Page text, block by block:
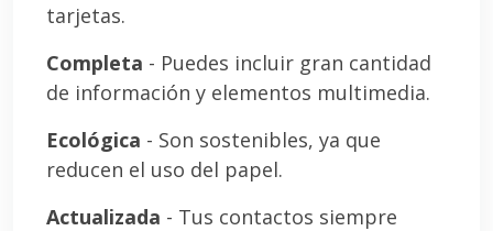
tarjetas.
Completa - Puedes incluir gran cantidad
de información y elementos multimedia.
Ecológica - Son sostenibles, ya que
reducen el uso del papel.
Actualizada - Tus contactos siempre